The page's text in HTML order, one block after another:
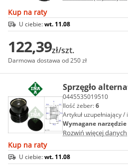
Kup na raty
U ciebie:wt. 11.08
122,39zł/szt.
Darmowa dostawa od 250 zł
Sprzęgło
0445535019510
Ilość żeber:6
Artykuł uzupełniający
Wymagane
Rozwiń więcej danych
Kup na raty
U ciebie:wt. 11.08